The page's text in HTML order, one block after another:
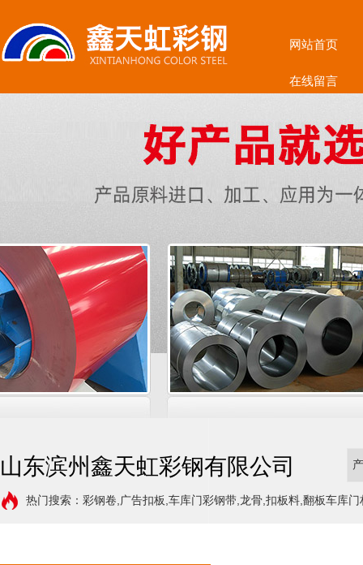
网站首页
在线留言
山东滨州鑫天虹彩钢有限公司
热门搜索：彩钢卷,广告扣板,车库门彩钢带,龙骨,扣板料,翻板车库